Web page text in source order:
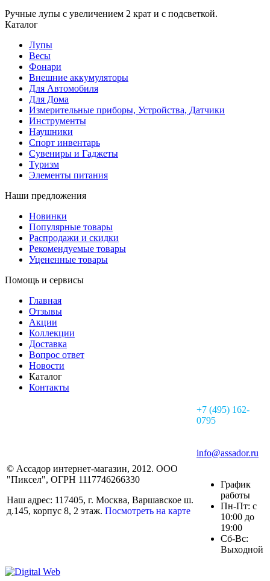
Ручные лупы с увеличением 2 крат и с подсветкой.
Каталог
Лупы
Весы
Фонари
Внешние аккумуляторы
Для Автомобиля
Для Дома
Измерительные приборы, Устройства, Датчики
Инструменты
Наушники
Спорт инвентарь
Сувениры и Гаджеты
Туризм
Элементы питания
Наши предложения
Новинки
Популярные товары
Распродажи и скидки
Рекомендуемые товары
Уцененные товары
Помощь и сервисы
Главная
Отзывы
Акции
Коллекции
Доставка
Вопрос ответ
Новости
Каталог
Контакты
© Ассадор интернет-магазин, 2012. ООО
"Пиксел", ОГРН 1117746266330
Наш адрес: 117405, г. Москва, Варшавское ш.
д.145, корпус 8, 2 этаж. Посмотреть на карте
+7 (495) 162-
0795
info@assador.ru
График
работы
Пн-Пт: с
10:00 до
19:00
Сб-Вс:
Выходной